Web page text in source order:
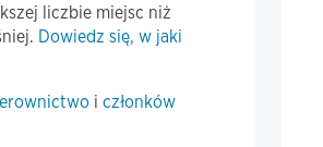
liczbie miejsc niż
Dowiedz się, w jaki
iczłonków